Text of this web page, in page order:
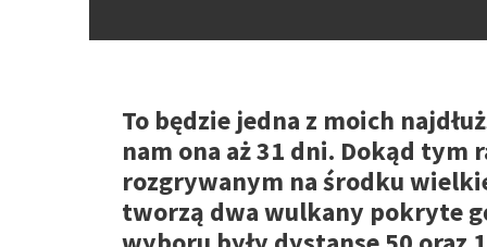
To będzie jedna z moich
nam ona aż 31 dni. Dokąd tym
rozgrywanym na środku
tworzą dwa wulkany pokryte